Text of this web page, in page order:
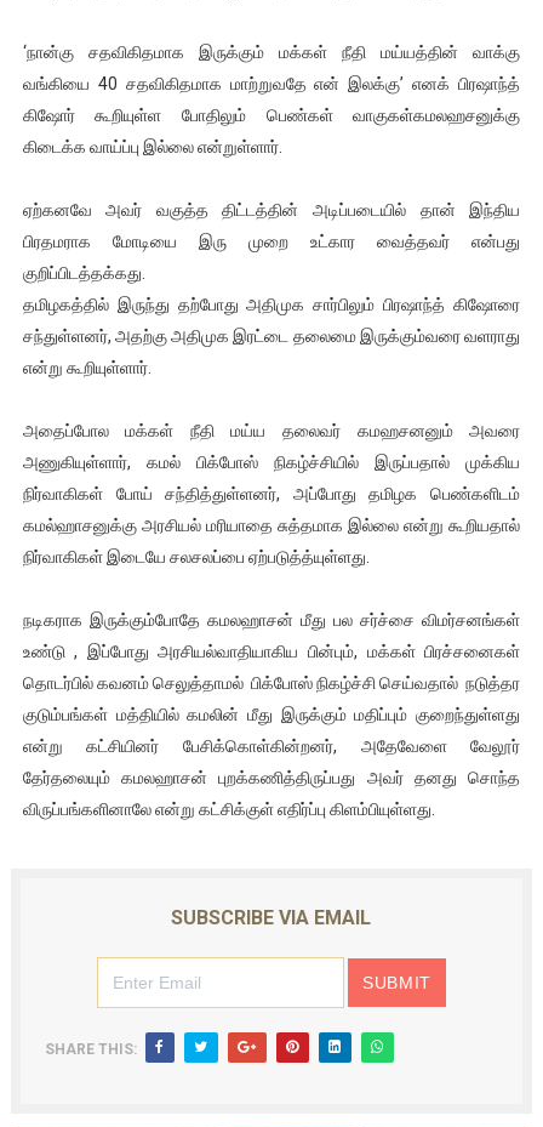
இளையராஜா – கமல் அவசர சந்திப்பு (படங்கள், விடியோ)
ஜனாதிபதி ஐக்கிய நாடுகளின் பொதுச் சபை கூட்டத்தில் இன்று
வலிமை தான் அஜித் திரைப்பயணத்திலே அதிக காலெக்ஷன் செய்த
‘நான்கு சதவிகிதமாக இருக்கும் மக்கள் நீதி மய்யத்தின் வாக்கு
வங்கியை 40 சதவிகிதமாக மாற்றுவதே என் இலக்கு’ எனக் பிரஷாந்த்
கிஷோர் கூறியுள்ள போதிலும் பெண்கள் வாகுகள்கமலஹசனுக்கு
கிடைக்க வாய்ப்பு இல்லை என்றுள்ளார்.
ஏற்கனவே அவர் வகுத்த திட்டத்தின் அடிப்படையில் தான் இந்திய
பிரதமராக மோடியை இரு முறை உட்கார வைத்தவர் என்பது
குறிப்பிடத்தக்கது.
தமிழகத்தில் இருந்து தற்போது அதிமுக சார்பிலும் பிரஷாந்த் கிஷோரை
சந்துள்ளனர், அதற்கு அதிமுக இரட்டை தலைமை இருக்கும்வரை வளராது
என்று கூறியுள்ளார்.
அதைப்போல மக்கள் நீதி மய்ய தலைவர் கமஹசனனும் அவரை
அணுகியுள்ளார், கமல் பிக்போஸ் நிகழ்ச்சியில் இருப்பதால் முக்கிய
நிர்வாகிகள் போய் சந்தித்துள்ளனர், அப்போது தமிழக பெண்களிடம்
கமல்ஹாசனுக்கு அரசியல் மரியாதை சுத்தமாக இல்லை என்று கூறியதால்
நிர்வாகிகள் இடையே சலசலப்பை ஏற்படுத்த்யுள்ளது.
நடிகராக இருக்கும்போதே கமலஹாசன் மீது பல சர்ச்சை விமர்சனங்கள்
உண்டு , இப்போது அரசியல்வாதியாகிய பின்பும், மக்கள் பிரச்சனைகள்
தொடர்பில் கவனம் செலுத்தாமல் பிக்போஸ் நிகழ்ச்சி செய்வதால் நடுத்தர
குடும்பங்கள் மத்தியில் கமலின் மீது இருக்கும் மதிப்பும் குறைந்துள்ளது
என்று கட்சியினர் பேசிக்கொள்கின்றனர், அதேவேளை வேலூர்
தேர்தலையும் கமலஹாசன் புறக்கணித்திருப்பது அவர் தனது சொந்த
விருப்பங்களினாலே என்று கட்சிக்குள் எதிர்ப்பு கிளம்பியுள்ளது.
SUBSCRIBE VIA EMAIL
SHARE THIS: